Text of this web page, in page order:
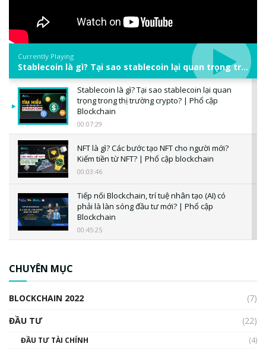
Currently Playing
Stablecoin là gì? Tại sao stablecoin lại quan trọng trong thị trường crypto? | Phổ cập Blockchain
Stablecoin là gì? Tại sao stablecoin lại quan
trọng trong thị trường crypto? | Phổ cập
Blockchain
00:07:29
NFT là gì? Các bước tạo NFT cho người mới?
Kiếm tiền từ NFT? | Phổ cập blockchain
00:03:46
Tiếp nối Blockchain, trí tuệ nhân tạo (AI) có
phải là làn sóng đầu tư mới? | Phổ cập
Blockchain
00:45:25
00:02:14
CHUYÊN MỤC
BLOCKCHAIN 2022
(7)
ĐẦU TƯ
(22)
ĐẦU TƯ TÀI CHÍNH
(4)